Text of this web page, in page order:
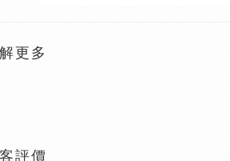
解更多
評價